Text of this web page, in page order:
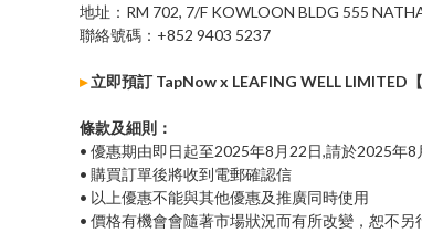
地址：RM 702, 7/F KOWLOON BLDG 555
聯絡號碼：+852 9403 5237
▸立即預訂 TapNow x LEAFING WELL LIMITED
條款及細則：
• 優惠期由即日起至2025年8月22日,請於2025年
• 購買訂單後將收到電郵確認信
• 以上優惠不能與其他優惠及推廣同時使用
• 價格有機會會隨著市場狀況而有所改變，恕不另